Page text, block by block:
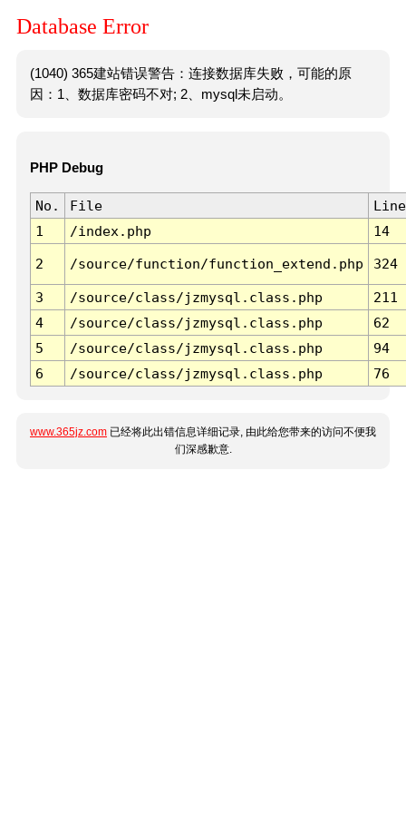
Database Error
(1040) 365建站错误警告：连接数据库失败，可能的原
因：1、数据库密码不对; 2、mysql未启动。
PHP Debug
No. File
Line
1
/index.php 14
2 /source/function/function_extend.php 324
3 /source/class/jzmysql.class.php
211
4
/source/class/jzmysql.class.php
62
5
/source/class/jzmysql.class.php
94
6
/source/class/jzmysql.class.php 76
www.365jz.com 已经将此出错信息详细记录, 由此给您带来的访问不便我
们深感歉意.